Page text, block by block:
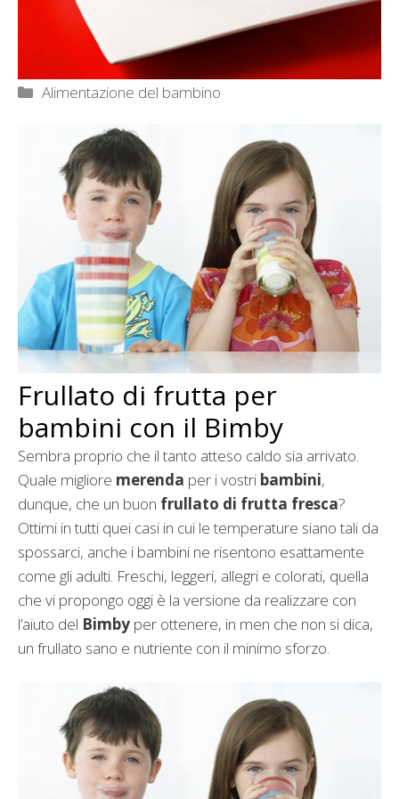
Categorie
Alimentazione del bambino
Frullato di frutta per
bambini con il Bimby
Sembra proprio che il tanto atteso caldo sia arrivato.
Quale migliore merenda per i vostri bambini,
dunque, che un buon frullato di frutta fresca?
Ottimi in tutti quei casi in cui le temperature siano tali da
spossarci, anche i bambini ne risentono esattamente
come gli adulti. Freschi, leggeri, allegri e colorati, quella
che vi propongo oggi è la versione da realizzare con
l’aiuto del Bimby per ottenere, in men che non si dica,
un frullato sano e nutriente con il minimo sforzo.